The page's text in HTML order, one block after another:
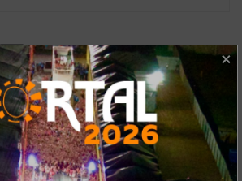
1
os mais recentes hits das atrações
– Fortal